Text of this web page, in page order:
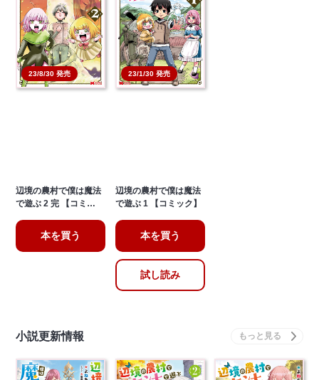
23/8/30 発売
辺境の農村で僕は魔法
で遊ぶ 2 完 【コミ…
本を買う
23/1/30 発売
辺境の農村で僕は魔法
で遊ぶ 1 【コミック】
本を買う
試し読み
小説更新情報